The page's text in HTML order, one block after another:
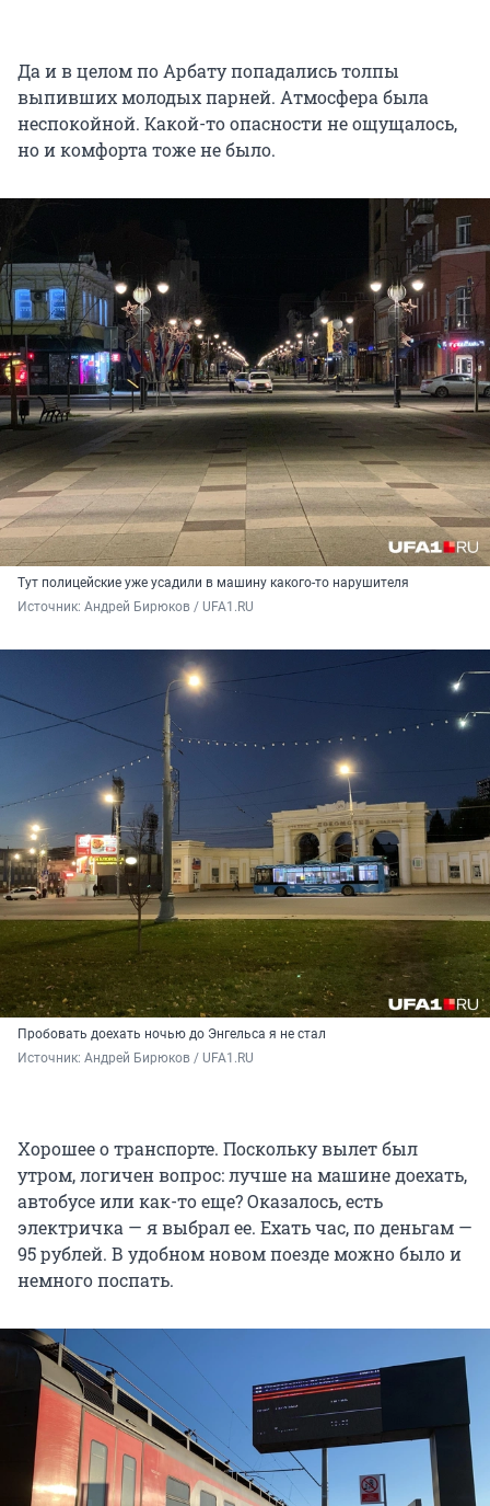
Да и в целом по Арбату попадались толпы
выпивших молодых парней. Атмосфера была
неспокойной. Какой-то опасности не ощущалось,
но и комфорта тоже не было.
Тут полицейские уже усадили в машину какого-то нарушителя
Источник: Андрей Бирюков / UFA1.RU
Пробовать доехать ночью до Энгельса я не стал
Источник: Андрей Бирюков / UFA1.RU
Хорошее о транспорте. Поскольку вылет был
утром, логичен вопрос: лучше на машине доехать,
автобусе или как-то еще? Оказалось, есть
электричка — я выбрал ее. Ехать час, по деньгам —
95 рублей. В удобном новом поезде можно было и
немного поспать.